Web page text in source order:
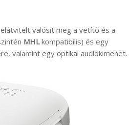
valósít meg a vetítő és a
MHLkompatibilis) és egy
valamint egy optikai audiokimenet.